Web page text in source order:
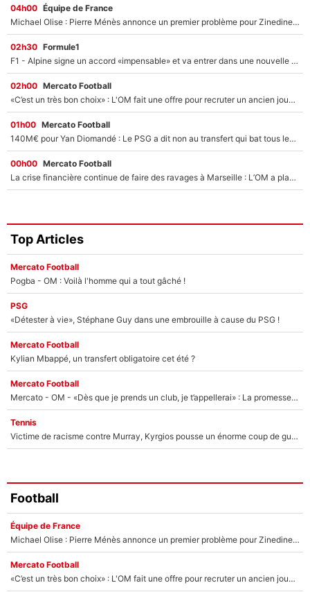
04h00 Équipe de France
Michael Olise : Pierre Ménès annonce un premier problème pour Zinedine Zidane en équipe de France
02h30 Formule1
F1 - Alpine signe un accord «impensable» et va entrer dans une nouvelle dimension : Grande nouvelle pour Pierre Gasly !
02h00 Mercato Football
«C’est un très bon choix» : L'OM fait une offre pour recruter un ancien joueur du PSG... et c'est validé dans l'After Foot !
01h00 Mercato Football
140M€ pour Yan Diomandé : Le PSG a dit non au transfert qui bat tous les records sur le mercato
00h00 Mercato Football
La crise financière continue de faire des ravages à Marseille : L’OM a placé 12 joueurs sur le marché des transferts… et ça pourrait lui rapporter près de 100M€ !
Top Articles
Mercato Football
Pogba - OM : Voilà l'homme qui a tout gâché !
PSG
«Détester à vie», Stéphane Guy dans une embrouille à cause du PSG !
Mercato Football
Kylian Mbappé, un transfert obligatoire cet été ?
Mercato Football
Mercato - OM - «Dès que je prends un club, je t’appellerai» : La promesse de Marcelino au moment de claquer la porte
Tennis
Victime de racisme contre Murray, Kyrgios pousse un énorme coup de gueule !
Football
Équipe de France
Michael Olise : Pierre Ménès annonce un premier problème pour Zinedine Zidane en équipe de France
Mercato Football
«C’est un très bon choix» : L'OM fait une offre pour recruter un ancien joueur du PSG... et c'est validé dans l'After Foot !